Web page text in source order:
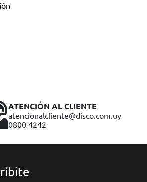
ATENCIÓN AL CLIENTE
atencionalcliente@disco.com.uy
0800 4242